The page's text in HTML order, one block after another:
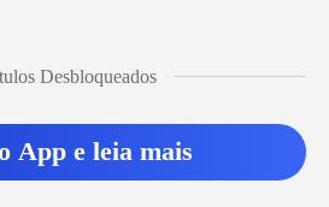
e maneira instantânea,
Desbloqueados
App e leia mais